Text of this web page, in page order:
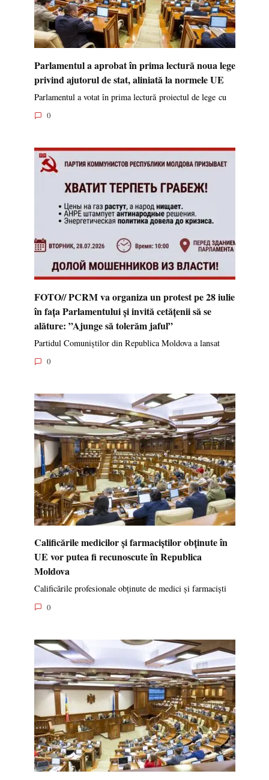
Parlamentul a aprobat în prima lectură noua lege
privind ajutorul de stat, aliniată la normele UE
Parlamentul a votat în prima lectură proiectul de lege cu
0
FOTO// PCRM va organiza un protest pe 28 iulie
în fața Parlamentului și invită cetățenii să se
alăture: ”Ajunge să tolerăm jaful”
Partidul Comuniștilor din Republica Moldova a lansat
0
Calificările medicilor și farmaciștilor obținute în
UE vor putea fi recunoscute în Republica
Moldova
Calificările profesionale obținute de medici și farmaciști
0